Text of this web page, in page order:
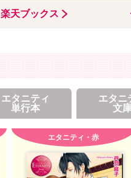
楽天ブックス
エタニティ
単行本
エタニ
文
エタニティ・赤